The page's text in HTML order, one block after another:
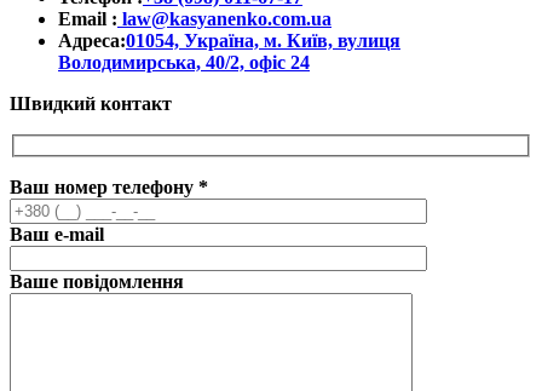
Email : law@kasyanenko.com.ua
Адреса:01054, Україна, м. Київ, вулиця
Володимирська, 40/2, офіс 24
Швидкий контакт
Ваш номер телефону *
Ваш e-mail
Ваше повідомлення